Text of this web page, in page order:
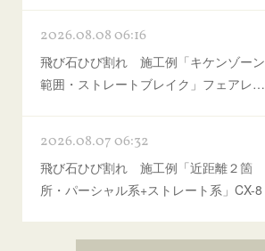
2026.08.08 06:16
飛び石ひび割れ 施工例「キケンゾーン
範囲・ストレートブレイク」フェアレ…
2026.08.07 06:32
飛び石ひび割れ 施工例「近距離２箇
所・パーシャル系+ストレート系」CX-8